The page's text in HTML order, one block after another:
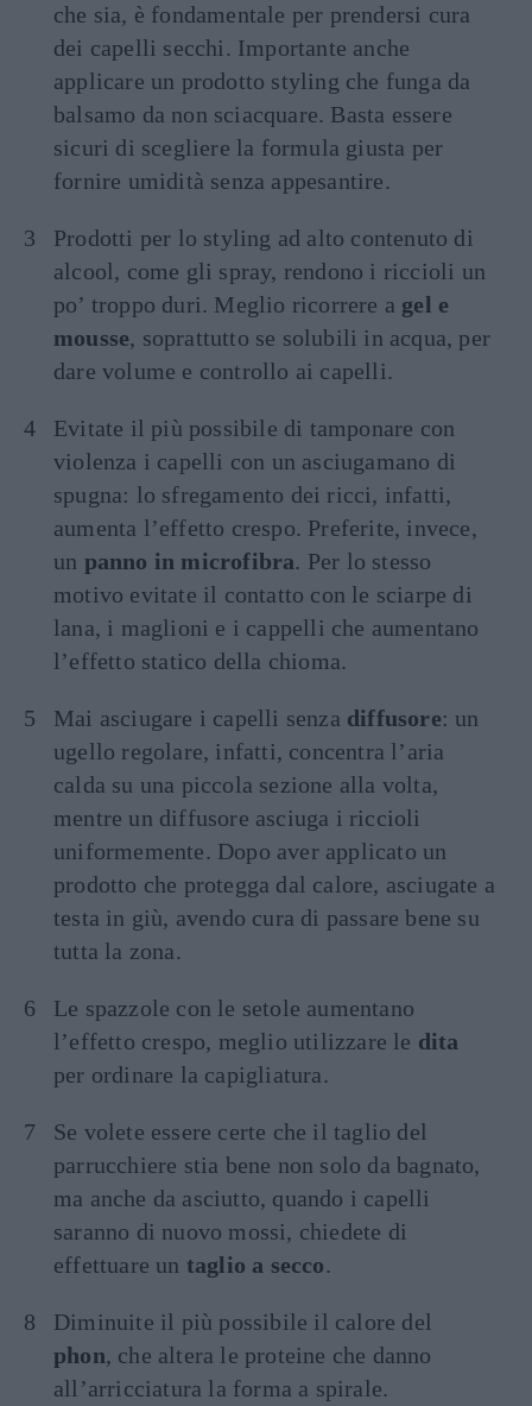
che sia, è fondamentale per prendersi cura
dei capelli secchi. Importante anche
applicare un prodotto styling che funga da
balsamo da non sciacquare. Basta essere
sicuri di scegliere la formula giusta per
fornire umidità senza appesantire.
Prodotti per lo styling ad alto contenuto di
alcool, come gli spray, rendono i riccioli un
po’ troppo duri. Meglio ricorrere a gel e
mousse, soprattutto se solubili in acqua, per
dare volume e controllo ai capelli.
Evitate il più possibile di tamponare con
violenza i capelli con un asciugamano di
spugna: lo sfregamento dei ricci, infatti,
aumenta l’effetto crespo. Preferite, invece,
un panno in microfibra. Per lo stesso
motivo evitate il contatto con le sciarpe di
lana, i maglioni e i cappelli che aumentano
l’effetto statico della chioma.
Mai asciugare i capelli senza diffusore: un
ugello regolare, infatti, concentra l’aria
calda su una piccola sezione alla volta,
mentre un diffusore asciuga i riccioli
uniformemente. Dopo aver applicato un
prodotto che protegga dal calore, asciugate a
testa in giù, avendo cura di passare bene su
tutta la zona.
Le spazzole con le setole aumentano
l’effetto crespo, meglio utilizzare le dita
per ordinare la capigliatura.
Se volete essere certe che il taglio del
parrucchiere stia bene non solo da bagnato,
ma anche da asciutto, quando i capelli
saranno di nuovo mossi, chiedete di
effettuare un taglio a secco.
Diminuite il più possibile il calore del
phon, che altera le proteine ​​che danno
all’arricciatura la forma a spirale.